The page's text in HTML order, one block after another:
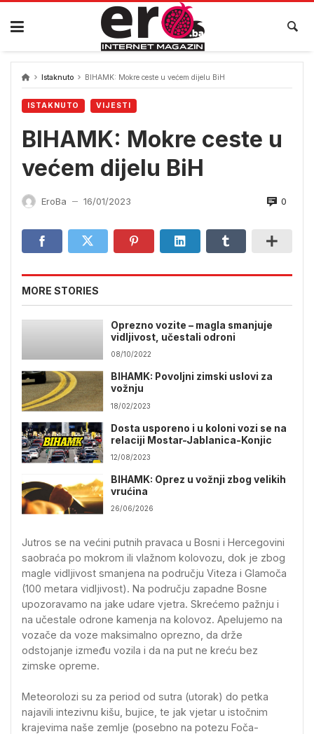
Skip
content
Istaknuto BIHAMK: Mokre ceste u većem dijelu BiH
ISTAKNUTO VIJESTI
BIHAMK: Mokre ceste u
većem dijelu BiH
EroBa — 16/01/2023 0
MORE STORIES
Oprezno vozite – magla smanjuje
vidljivost, učestali odroni
08/10/2022
BIHAMK: Povoljni zimski uslovi za
vožnju
18/02/2023
Dosta usporeno i u koloni vozi se na
relaciji Mostar-Jablanica-Konjic
12/08/2023
BIHAMK: Oprez u vožnji zbog velikih
vrućina
26/06/2026
Jutros se na većini putnih pravaca u Bosni i Hercegovini
saobraća po mokrom ili vlažnom kolovozu, dok je zbog
magle vidljivost smanjena na području Viteza i Glamoča
(100 metara vidljivost). Na području zapadne Bosne
upozoravamo na jake udare vjetra. Skrećemo pažnju i
na učestale odrone kamenja na kolovoz. Apelujemo na
vozače da voze maksimalno oprezno, da drže
odstojanje između vozila i da na put ne kreću bez
zimske opreme.
Meteorolozi su za period od sutra (utorak) do petka
najavili intezivnu kišu, bujice, te jak vjetar u istočnim
krajevima naše zemlje (posebno na potezu Foča-